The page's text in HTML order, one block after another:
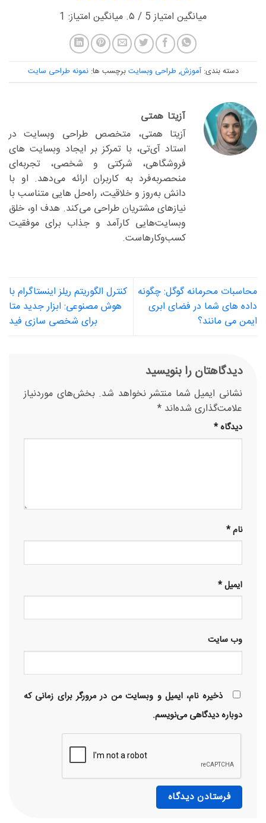
میانگین امتیاز5 / ۵. میانگین امتیاز: 1
دسته بندی:آموزش, طراحی وبسایتبرچسب ها:نمونه طراحی سایت
آزیتا همتی
آزیتا همتی، متخصص طراحی وبسایت در
استاد آی‌تی، با تمرکز بر ایجاد وبسایت های
فروشگاهی، شرکتی و شخصی، تجربه‌ای
منحصربه‌فرد به کاربران ارائه می‌دهد. او با
دانش به‌روز و خلاقیت، راه‌حل هایی متناسب با
نیازهای مشتریان طراحی می‌کند. هدف او، خلق
وبسایت‌هایی کارآمد و جذاب برای موفقیت
کسب‌وکارهاست.
محاسبات محرمانه گوگل: چگونه
داده های شما در فضای ابری
ایمن می مانند؟
کنترل الگوریتم ریلز اینستاگرام با
هوش مصنوعی: ابزار جدید متا
برای شخصی سازی فید
دیدگاهتان را بنویسید
نشانی ایمیل شما منتشر نخواهد شد. بخش‌های موردنیاز
علامت‌گذاری شده‌اند *
دیدگاه*
نام*
ایمیل*
وب‌ سایت
ذخیره نام، ایمیل و وبسایت من در مرورگر برای زمانی که
دوباره دیدگاهی می‌نویسم.